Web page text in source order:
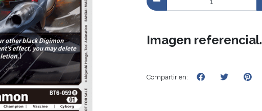
Imagen referencial.
Compartir en: